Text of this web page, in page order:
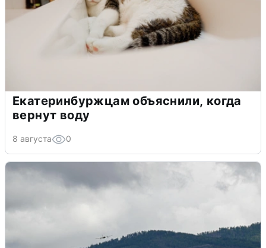
Екатеринбуржцам объяснили, когда
вернут воду
8 августа 0